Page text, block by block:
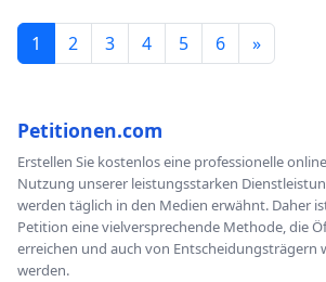
1 2 3 4 5 6 »
Petitionen.com
Erstellen Sie kostenlos eine professionelle
Nutzung unserer leistungsstarken
werden täglich in den Medien erwähnt. Daher
Petition eine vielversprechende Methode, die
erreichen und auch von Entscheidungsträgern
werden.